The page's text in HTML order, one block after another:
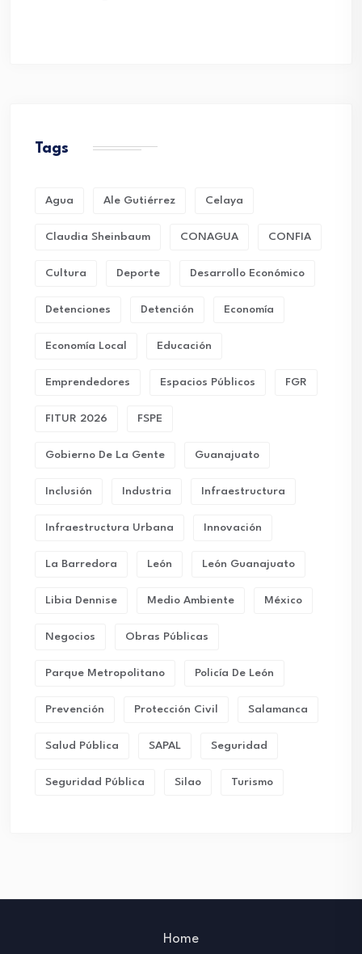
Tags
Agua Ale Gutiérrez Celaya
Claudia Sheinbaum CONAGUA CONFIA
Cultura Deporte Desarrollo Económico
Detenciones Detención Economía
Economía Local Educación
Emprendedores Espacios Públicos FGR
FITUR 2026 FSPE
Gobierno De La Gente Guanajuato
Inclusión Industria Infraestructura
Infraestructura Urbana Innovación
La Barredora León León Guanajuato
Libia Dennise Medio Ambiente México
Negocios Obras Públicas
Parque Metropolitano Policía De León
Prevención Protección Civil Salamanca
Salud Pública SAPAL Seguridad
Seguridad Pública Silao Turismo
Home